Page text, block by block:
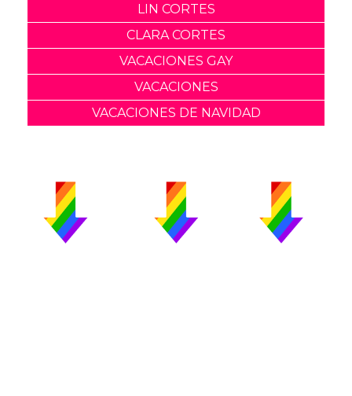
LIN CORTES
CLARA CORTES
VACACIONES GAY
VACACIONES
VACACIONES DE NAVIDAD